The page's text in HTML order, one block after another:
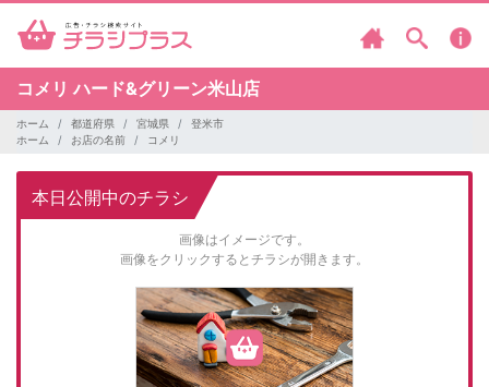
コメリハード&グリーン米山店
ホーム 都道府県 宮城県
登米市
ホーム
お店の名前 コメリ
本日公開中のチラシ
画像はイメージです。
画像をクリックするとチラシが開きます。